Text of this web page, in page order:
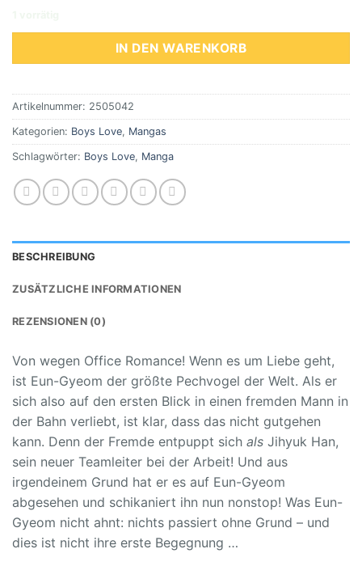
IN DEN WARENKORB
Artikelnummer: 2505042
Kategorien: Boys Love, Mangas
Schlagwörter: Boys Love, Manga
BESCHREIBUNG
ZUSÄTZLICHE INFORMATIONEN
REZENSIONEN (0)
Von wegen Office Romance! Wenn es um Liebe geht,
ist Eun-Gyeom der größte Pechvogel der Welt. Als er
sich also auf den ersten Blick in einen fremden Mann in
der Bahn verliebt, ist klar, dass das nicht gutgehen
kann. Denn der Fremde entpuppt sich als Jihyuk Han,
sein neuer Teamleiter bei der Arbeit! Und aus
irgendeinem Grund hat er es auf Eun-Gyeom
abgesehen und schikaniert ihn nun nonstop! Was Eun-
Gyeom nicht ahnt: nichts passiert ohne Grund – und
dies ist nicht ihre erste Begegnung …